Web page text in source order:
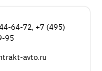
64-72, +7 (495)
95
avto.ru